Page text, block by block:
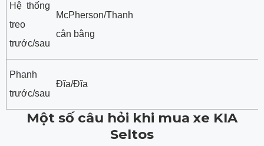
Hệ thống
treo
trước/sau
McPherson/Thanh
cân bằng
Phanh
trước/sau
Đĩa/Đĩa
Một số câu hỏi khi mua xe KIA
Seltos